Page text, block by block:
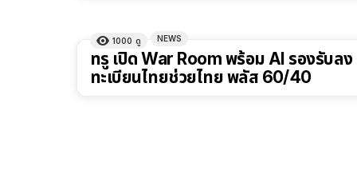
1000 ดู NEWS
ทรู เปิด War Room พร้อม AI รองรับลง
ทะเบียนไทยช่วยไทย พลัส 60/40